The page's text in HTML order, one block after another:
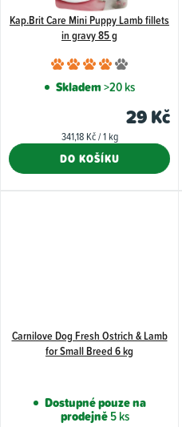
Kap.Brit Care Mini Puppy Lamb fillets
in gravy 85 g
Průměrné
hodnocení
je
4,0
Skladem>20 ks
29 Kč
Měrná
341,18 Kč / 1 kg
DO KOŠÍKU
Carnilove Dog Fresh Ostrich & Lamb
for Small Breed 6 kg
Dostupné pouze na
prodejně5 ks